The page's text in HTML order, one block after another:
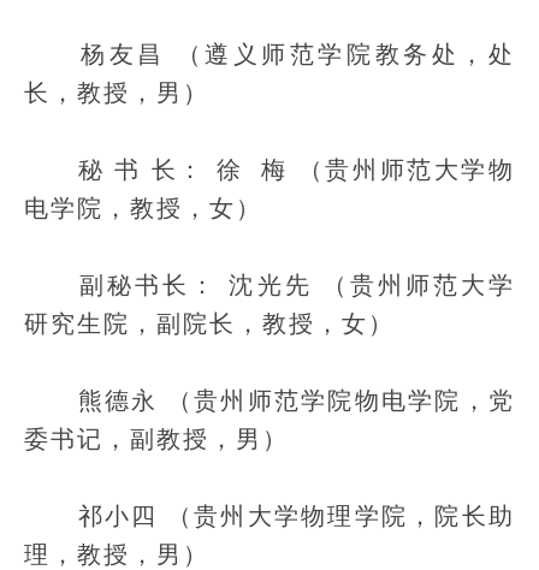
杨友昌 （遵义师范学院教务处，处
长，教授，男）
秘 书 长：
徐 梅 （贵州师范大学物
电学院，教授，女）
副秘书长：
沈光先 （贵州师范大学
研究生院，副院长，教授，女）
熊德永 （贵州师范学院物电学院，党
委书记，副教授，男）
祁小四 （贵州大学物理学院，院长助
理，教授，男）